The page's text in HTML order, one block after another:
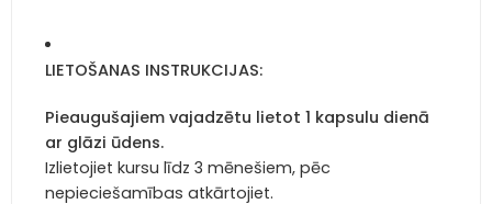
LIETOŠANAS INSTRUKCIJAS:
Pieaugušajiem vajadzētu lietot 1 kapsulu dienā
ar glāzi ūdens.
Izlietojiet kursu līdz 3 mēnešiem, pēc
nepieciešamības atkārtojiet.